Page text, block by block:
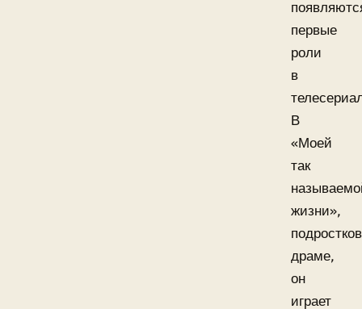
первые
роли
в
В
«Моей
так
жизни»,
драме,
он
играет